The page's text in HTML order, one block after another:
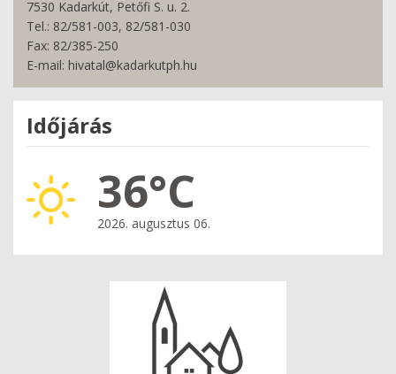
7530 Kadarkút, Petőfi S. u. 2.
Tel.: 82/581-003, 82/581-030
Fax: 82/385-250
E-mail: hivatal@kadarkutph.hu
Időjárás
36°C
2026. augusztus 06.